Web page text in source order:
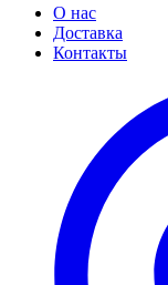
О нас
Доставка
Контакты